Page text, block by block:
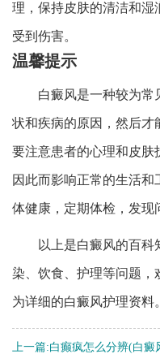
理，保持皮肤的清洁和湿
受到伤害。
温馨提示
白癜风是一种较为常
状和疾病的原因，然后才
要注意患者的心理和皮肤
因此而影响正常的生活
体健康，定期体检，发现
以上是白癜风的百
染、饮食、护理等问题，
为详细的白癜风护理资料。
上一篇:白癫疯怎么分辨(白癜